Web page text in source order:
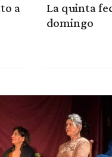
a
La quinta
domingo